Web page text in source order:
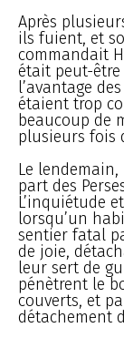
Après
ils fuient, et
commandait
était peut-être
l’avantage
étaient trop
beaucoup de
plusieurs fois
Le
part des
L’inquiétude
lorsqu’un
sentier fatal
de joie,
leur sert de
pénètrent le
couverts, et
détachement